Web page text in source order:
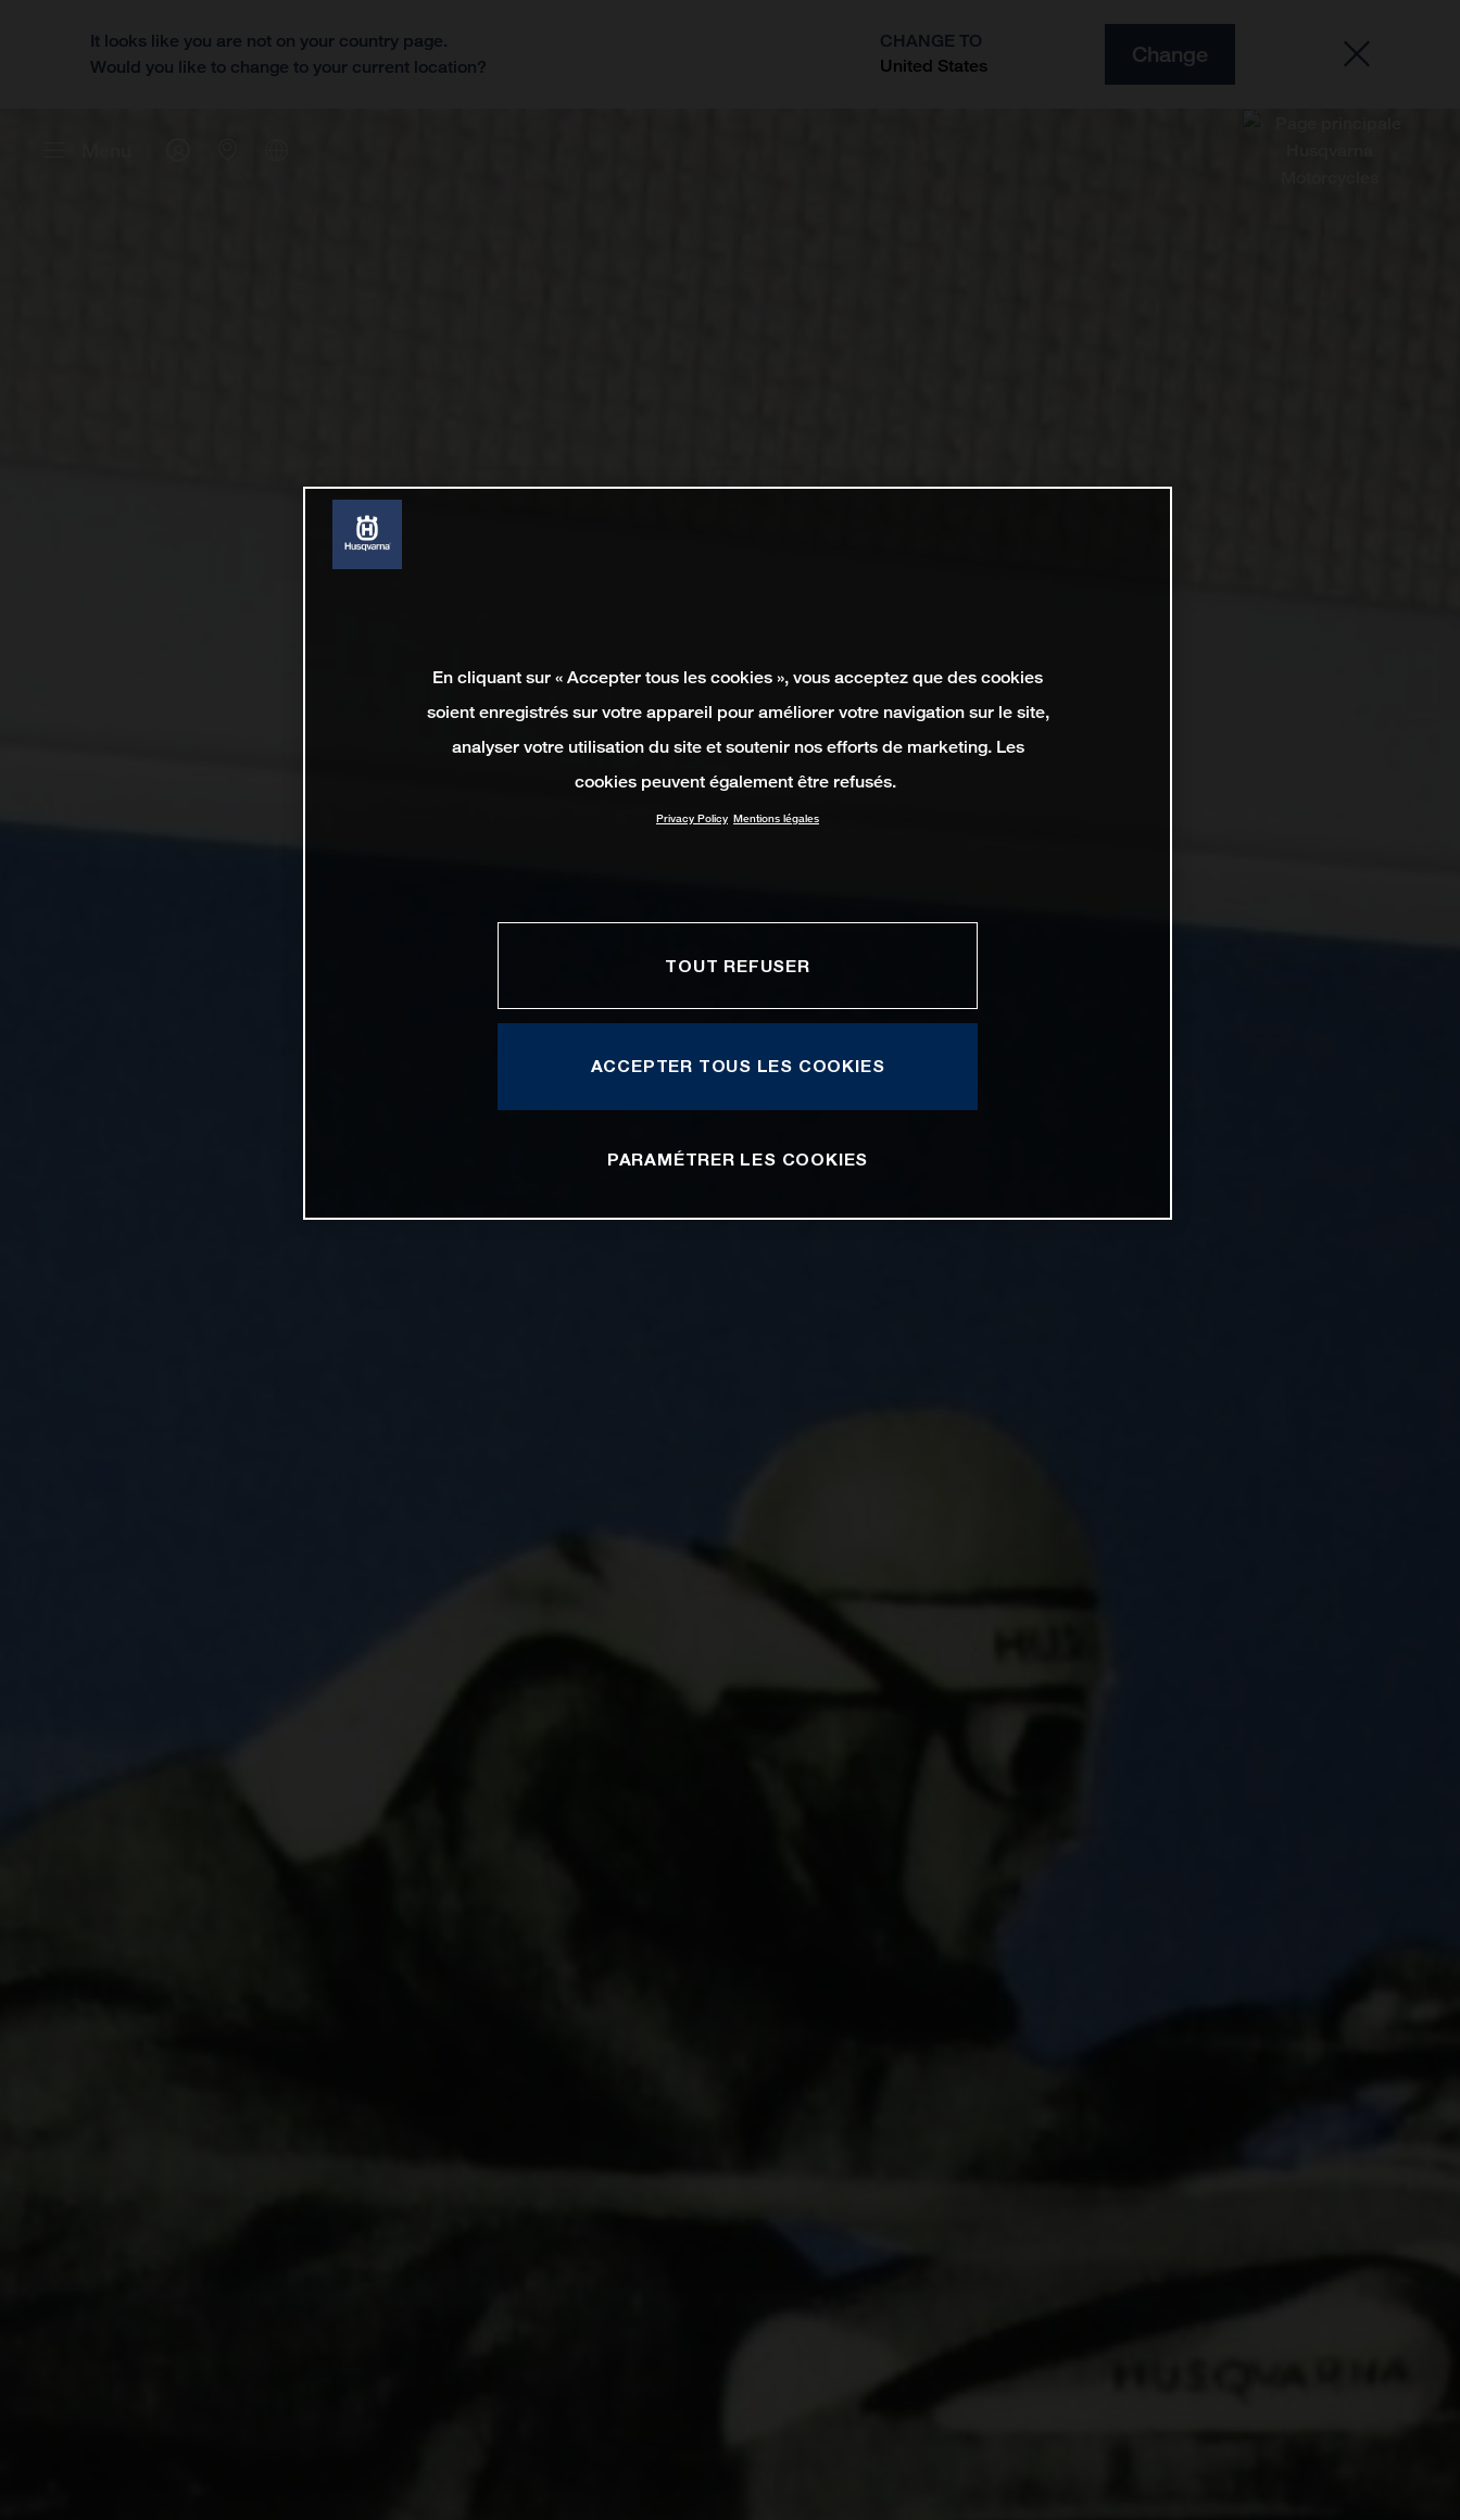
It looks like you are not on your country page.
Would you like to change to your current location?
CHANGE TO
United States
Change
En cliquant sur « Accepter tous les cookies », vous acceptez que des cookies
soient enregistrés sur votre appareil pour améliorer votre navigation sur le site,
analyser votre utilisation du site et soutenir nos efforts de marketing. Les
cookies peuvent également être refusés.
Privacy Policy Mentions légales
TOUT REFUSER
ACCEPTER TOUS LES COOKIES
PARAMÉTRER LES COOKIES